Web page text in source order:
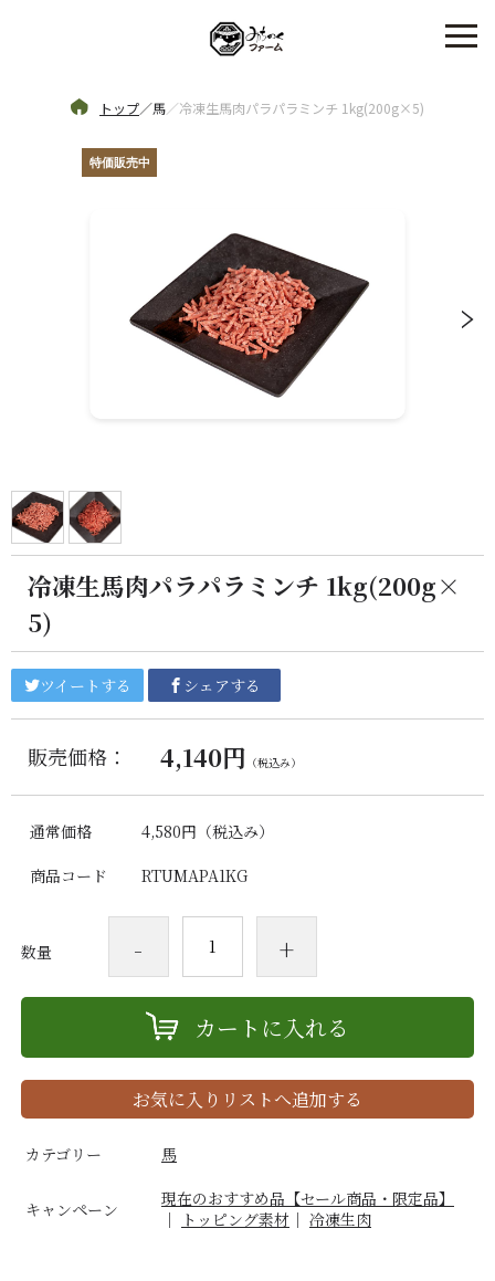
トップ／馬／冷凍生馬肉パラパラミンチ 1kg(200g×5)
冷凍生馬肉パラパラミンチ 1kg(200g×
5)
ツイートする シェアする
販売価格： 4,140円 （税込み）
通常価格 4,580円 （税込み）
商品コード
RTUMAPA1KG
数量 - +
カートに入れる
お気に入りリストへ追加する
カテゴリー 馬
キャンペーン
現在のおすすめ品【セール商品・限定品】
｜
トッピング素材 ｜ 冷凍生肉